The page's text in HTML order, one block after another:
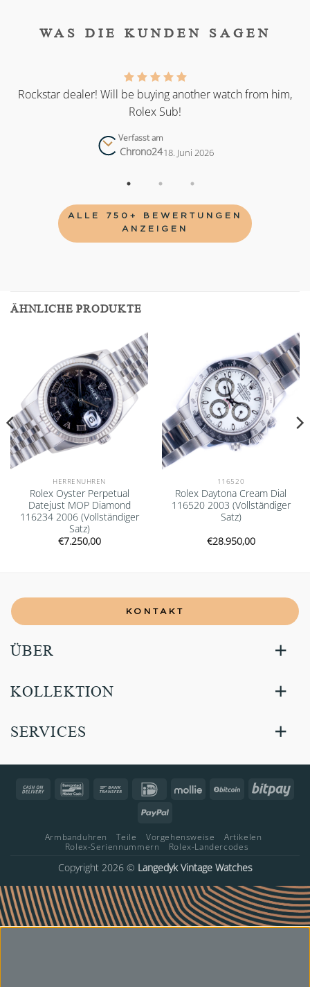
WAS DIE KUNDEN SAGEN
Rockstar dealer! Will be buying another watch from him,
Rolex Sub!
Verfasst am
Chrono2418. Juni 2026
ALLE 750+ BEWERTUNGEN
ANZEIGEN
ÄHNLICHE PRODUKTE
Add to
wishlist
HERRENUHREN
Rolex Oyster Perpetual
Datejust MOP Diamond
116234 2006 (Vollständiger
Satz)
€7.250,00
Add to
wishlist
116520
Rolex Daytona Cream Dial
116520 2003 (Vollständiger
Satz)
€28.950,00
KONTAKT
ÜBER
KOLLEKTION
SERVICES
Cash
Bancontact Bank
IDeal Mollie BitCoin
PayPal
Armbanduhren Teile Vorgehensweise
Artikelen
Rolex-Seriennummern
Rolex-Landercodes
Copyright 2026 © Langedyk Vintage Watches